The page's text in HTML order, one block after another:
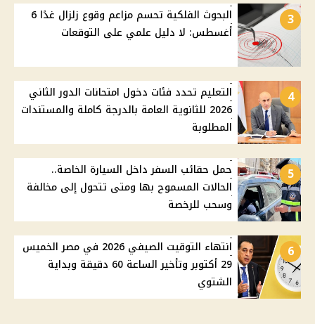
3
البحوث الفلكية تحسم مزاعم وقوع زلزال غدًا 6
أغسطس: لا دليل علمي على التوقعات
4
التعليم تحدد فئات دخول امتحانات الدور الثاني
2026 للثانوية العامة بالدرجة كاملة والمستندات
المطلوبة
5
حمل حقائب السفر داخل السيارة الخاصة..
الحالات المسموح بها ومتى تتحول إلى مخالفة
وسحب للرخصة
6
انتهاء التوقيت الصيفي 2026 في مصر الخميس
29 أكتوبر وتأخير الساعة 60 دقيقة وبداية
الشتوي